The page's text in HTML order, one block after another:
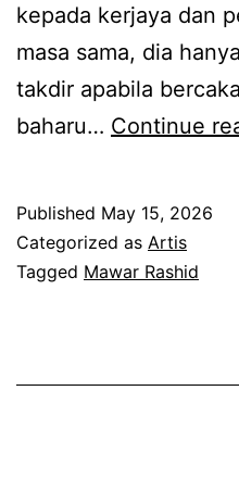
kepada kerjaya dan
masa sama, dia
takdir apabila
baharu… Continue
Published May 15, 2026
Categorized as Artis
Tagged Mawar Rashid